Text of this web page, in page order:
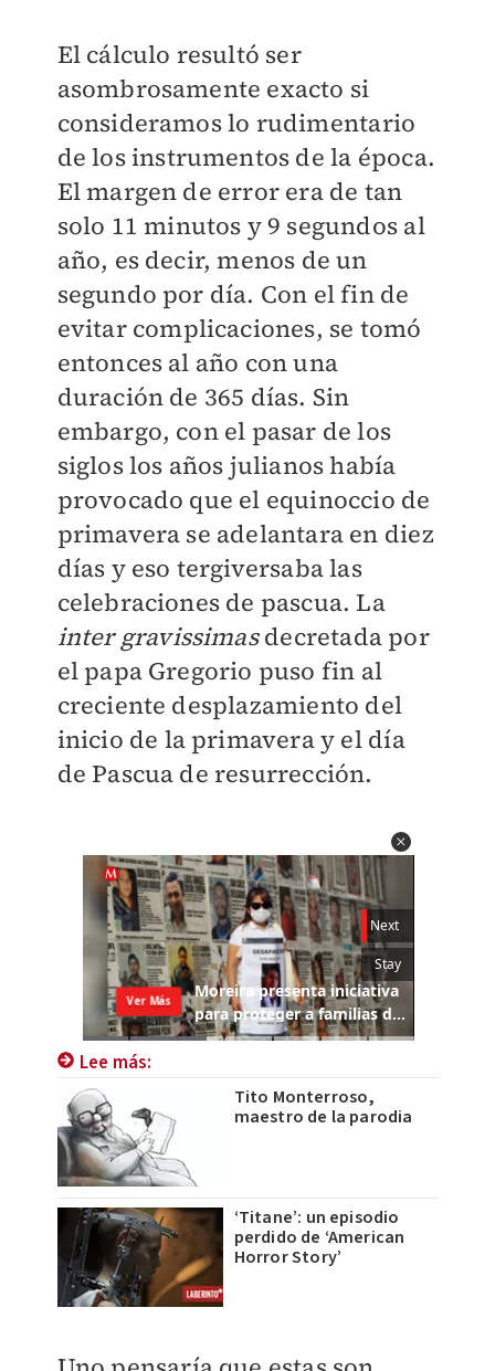
El cálculo resultó ser
asombrosamente exacto si
consideramos lo rudimentario
de los instrumentos de la época.
El margen de error era de tan
solo 11 minutos y 9 segundos al
año, es decir, menos de un
segundo por día. Con el fin de
evitar complicaciones, se tomó
entonces al año con una
duración de 365 días. Sin
embargo, con el pasar de los
siglos los años julianos había
provocado que el equinoccio de
primavera se adelantara en diez
días y eso tergiversaba las
celebraciones de pascua. La
inter gravissimasdecretada por
el papa Gregorio puso fin al
creciente desplazamiento del
inicio de la primavera y el día
de Pascua de resurrección.
Lee más:
Tito Monterroso,
maestro de la parodia
‘Titane’: un episodio
perdido de ‘American
Horror Story’